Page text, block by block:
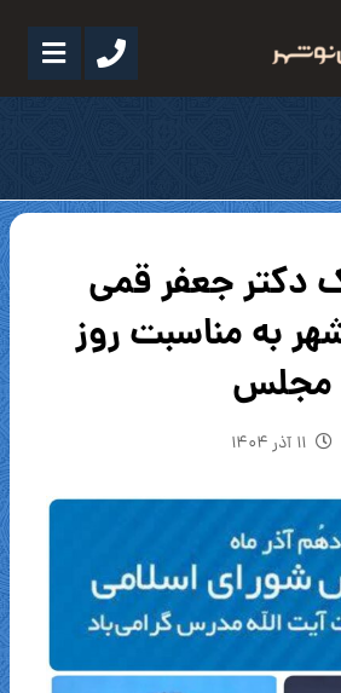
دکتر جعفر قمی
به مناسبت روز
مجلس
۱۱ آذر ۱۴۰۴